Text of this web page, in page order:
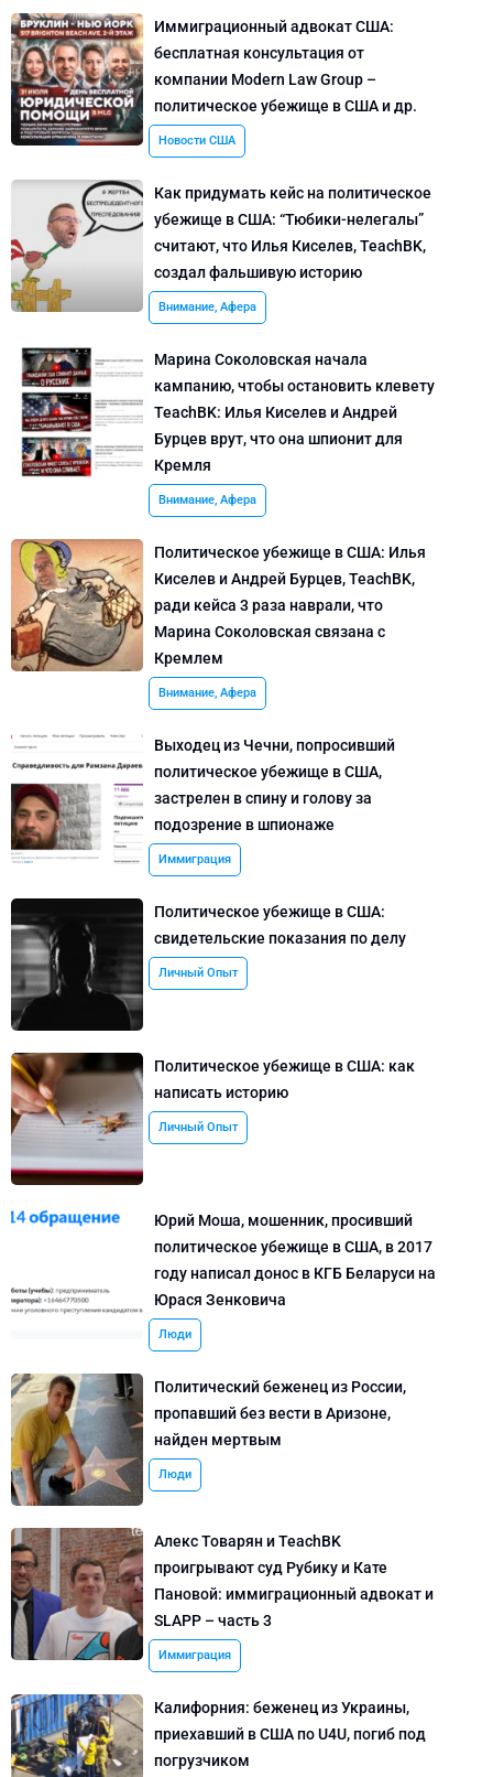
Иммиграционный адвокат США:
бесплатная консультация от
компании Modern Law Group –
политическое убежище в США и др.
Новости США
Как придумать кейс на политическое
убежище в США: “Тюбики-нелегалы”
считают, что Илья Киселев, TeachBK,
создал фальшивую историю
Внимание, Афера
Марина Соколовская начала
кампанию, чтобы остановить клевету
TeachBK: Илья Киселев и Андрей
Бурцев врут, что она шпионит для
Кремля
Внимание, Афера
Политическое убежище в США: Илья
Киселев и Андрей Бурцев, TeachBK,
ради кейса 3 раза наврали, что
Марина Соколовская связана с
Кремлем
Внимание, Афера
Выходец из Чечни, попросивший
политическое убежище в США,
застрелен в спину и голову за
подозрение в шпионаже
Иммиграция
Политическое убежище в США:
свидетельские показания по делу
Личный Опыт
Политическое убежище в США: как
написать историю
Личный Опыт
Юрий Моша, мошенник, просивший
политическое убежище в США, в 2017
году написал донос в КГБ Беларуси на
Юрася Зенковича
Люди
Политический беженец из России,
пропавший без вести в Аризоне,
найден мертвым
Люди
Алекс Товарян и TeachBK
проигрывают суд Рубику и Кате
Пановой: иммиграционный адвокат и
SLAPP – часть 3
Иммиграция
Калифорния: беженец из Украины,
приехавший в США по U4U, погиб под
погрузчиком